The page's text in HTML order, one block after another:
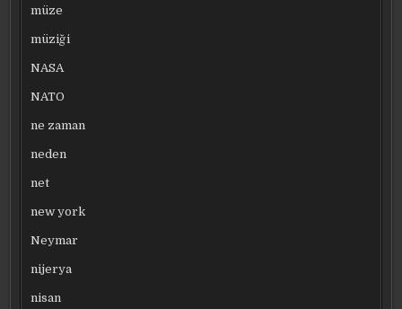
müze
müziği
NASA
NATO
ne zaman
neden
net
new york
Neymar
nijerya
nisan